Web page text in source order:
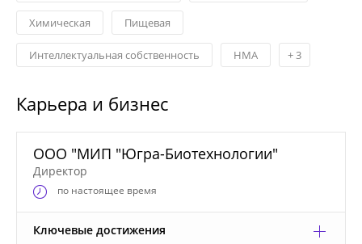
Химическая Пищевая
Интеллектуальная собственность НМА +3
Карьера и бизнес
ООО "МИП "Югра-Биотехнологии"
Директор
по настоящее время
Ключевые достижения